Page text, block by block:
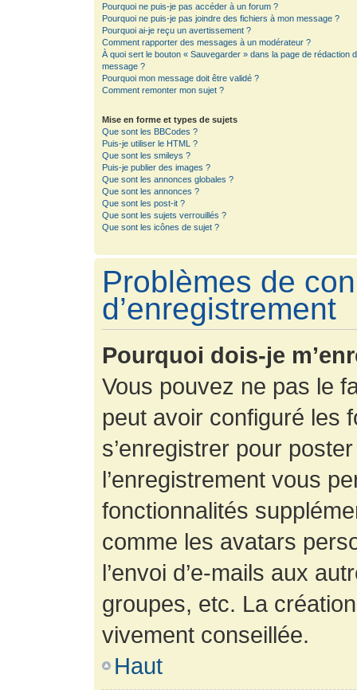
Pourquoi ne puis-je pas accéder à un forum ?
Pourquoi ne puis-je pas joindre des fichiers à mon message ?
Pourquoi ai-je reçu un avertissement ?
Comment rapporter des messages à un modérateur ?
À quoi sert le bouton « Sauvegarder » dans la page de rédaction
message ?
Pourquoi mon message doit être validé ?
Comment remonter mon sujet ?
Mise en forme et types de sujets
Que sont les BBCodes ?
Puis-je utiliser le HTML ?
Que sont les smileys ?
Puis-je publier des images ?
Que sont les annonces globales ?
Que sont les annonces ?
Que sont les post-it ?
Que sont les sujets verrouillés ?
Que sont les icônes de sujet ?
Problèmes de
d’enregistrement
Pourquoi dois-je
Vous pouvez ne pas le
peut avoir configuré les
s’enregistrer pour
l’enregistrement vous
fonctionnalités
comme les avatars
l’envoi d’e-mails aux
groupes, etc. La
vivement conseillée.
Haut